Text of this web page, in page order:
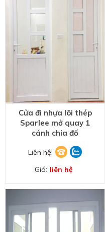
Cửa đi nhựa lõi thép
Sparlee mở quay 1
cánh chia đố
Liên hệ:
Giá: liên hệ